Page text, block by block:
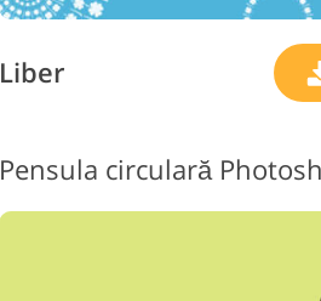
Liber
Pensula circulară